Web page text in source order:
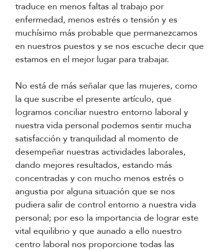
traduce en menos faltas al trabajo por
enfermedad, menos estrés o tensión y es
muchísimo más probable que permanezcamos
en nuestros puestos y se nos escuche decir que
estamos en el mejor lugar para trabajar.
No está de más señalar que las mujeres, como
la que suscribe el presente artículo, que
logramos conciliar nuestro entorno laboral y
nuestra vida personal podemos sentir mucha
satisfacción y tranquilidad al momento de
desempeñar nuestras actividades laborales,
dando mejores resultados, estando más
concentradas y con mucho menos estrés o
angustia por alguna situación que se nos
pudiera salir de control entorno a nuestra vida
personal; por eso la importancia de lograr este
vital equilibrio y que aunado a ello nuestro
centro laboral nos proporcione todas las